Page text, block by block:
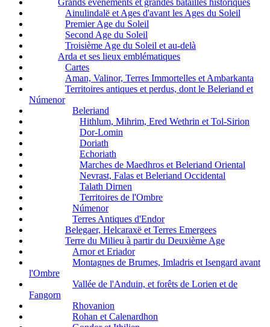
Ainulindalë et Ages d'avant les Ages du Soleil
Premier Age du Soleil
Second Age du Soleil
Troisième Age du Soleil et au-delà
Arda et ses lieux emblématiques
Cartes
Aman, Valinor, Terres Immortelles et Ambarkanta
Territoires antiques et perdus, dont le Beleriand et
Númenor
Beleriand
Hithlum, Mihrim, Ered Wethrin et Tol-Sirion
Dor-Lomin
Doriath
Echoriath
Marches de Maedhros et Beleriand Oriental
Nevrast, Falas et Beleriand Occidental
Talath Dirnen
Territoires de l'Ombre
Númenor
Terres Antiques d'Endor
Belegaer, Helcaraxë et Terres Emergees
Terre du Milieu à partir du Deuxième Age
Arnor et Eriador
Montagnes de Brumes, Imladris et Isengard avant
l'Ombre
Vallée de l'Anduin, et forêts de Lorien et de
Fangorn
Rhovanion
Rohan et Calenardhon